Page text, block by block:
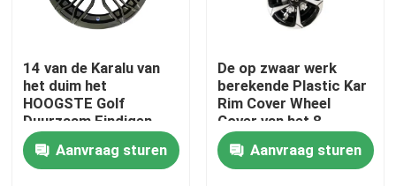
Huis
14 van de Karalu van
het duim het
HOOGSTE Golf
Duurzaam Eindigen
van de randchrome
Aanvraag sturen
De op zwaar werk
berekende Plastic Kar
Rim Cover Wheel
Cover van het 8
Duimgolf van ABC
Aanvraag sturen